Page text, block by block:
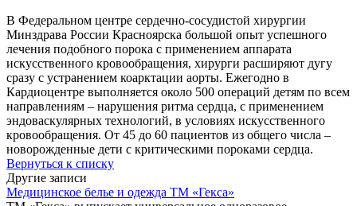
В Федеральном центре сердечно-сосудистой хирургии
Минздрава России Красноярска большой опыт успешного
лечения подобного порока с применением аппарата
искусственного кровообращения, хирурги расширяют дугу
сразу с устранением коарктации аорты. Ежегодно в
Кардиоцентре выполняется около 500 операций детям по всем
направлениям – нарушения ритма сердца, с применением
эндоваскулярных технологий, в условиях искусственного
кровообращения. От 45 до 60 пациентов из общего числа –
новорожденные дети с критическими пороками сердца.
Вернуться к списку
Другие записи
Медицинское белье и одежда ТМ «Гекса»